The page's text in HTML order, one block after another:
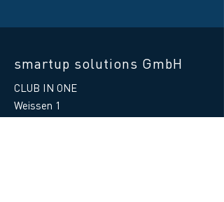
smartup solutions GmbH
CLUB IN ONE
Weissen 1